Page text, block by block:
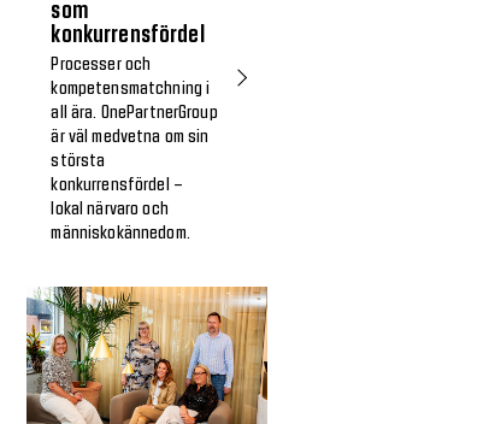
som
konkurrensfördel
Processer och
kompetensmatchning i
all ära. OnePartnerGroup
är väl medvetna om sin
största
konkurrensfördel –
lokal närvaro och
människokännedom.